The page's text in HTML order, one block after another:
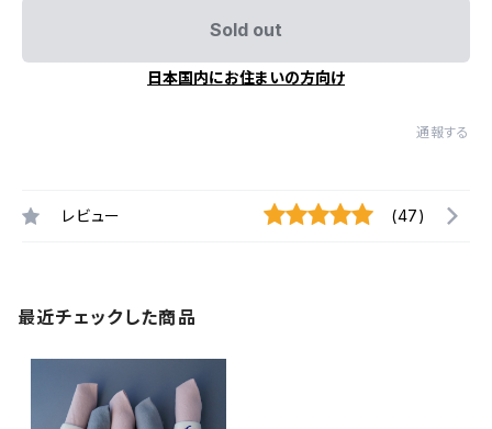
Sold out
日本国内にお住まいの方向け
通報する
レビュー (47)
最近チェックした商品